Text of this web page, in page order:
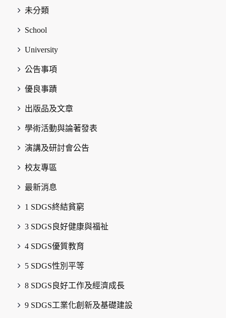
未分類
School
University
公告事項
優良事蹟
出版品及文章
學術活動與論著發表
演講及研討會公告
校友專區
最新消息
1 SDGS終結貧窮
3 SDGS良好健康與福祉
4 SDGS優質教育
5 SDGS性別平等
8 SDGS良好工作及經濟成長
9 SDGS工業化創新及基礎建設